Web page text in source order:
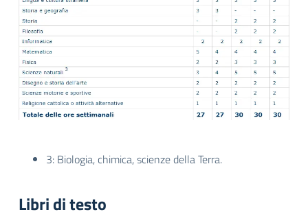
3: Biologia, chimica, scienze della Terra.
Libri di testo